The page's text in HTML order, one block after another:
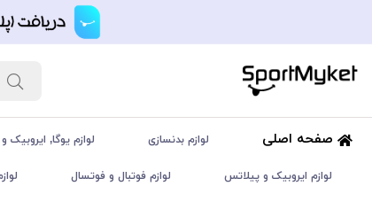
صفحه اصلی لوازم بدنسازی لوازم یوگا, ایروبیک
لوازم ایروبیک و پیلاتس لوازم فوتبال و فوتسال